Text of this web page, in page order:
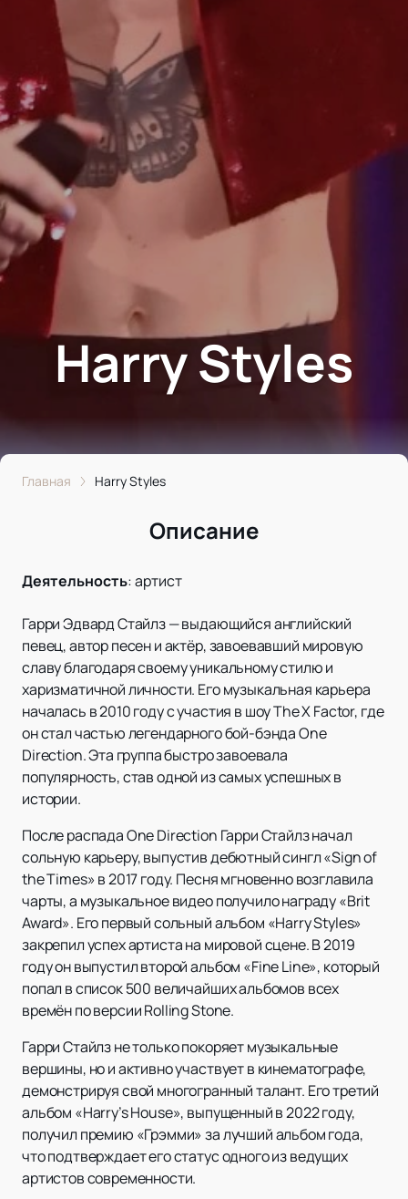
Harry Styles
Главная Harry Styles
Описание
Деятельность:артист
Гарри Эдвард Стайлз — выдающийся английский
певец, автор песен и актёр, завоевавший мировую
славу благодаря своему уникальному стилю и
харизматичной личности. Его музыкальная карьера
началась в 2010 году с участия в шоу The X Factor, где
он стал частью легендарного бой-бэнда One
Direction. Эта группа быстро завоевала
популярность, став одной из самых успешных в
истории.
После распада One Direction Гарри Стайлз начал
сольную карьеру, выпустив дебютный сингл «Sign of
the Times» в 2017 году. Песня мгновенно возглавила
чарты, а музыкальное видео получило награду «Brit
Award». Его первый сольный альбом «Harry Styles»
закрепил успех артиста на мировой сцене. В 2019
году он выпустил второй альбом «Fine Line», который
попал в список 500 величайших альбомов всех
времён по версии Rolling Stone.
Гарри Стайлз не только покоряет музыкальные
вершины, но и активно участвует в кинематографе,
демонстрируя свой многогранный талант. Его третий
альбом «Harry’s House», выпущенный в 2022 году,
получил премию «Грэмми» за лучший альбом года,
что подтверждает его статус одного из ведущих
артистов современности.